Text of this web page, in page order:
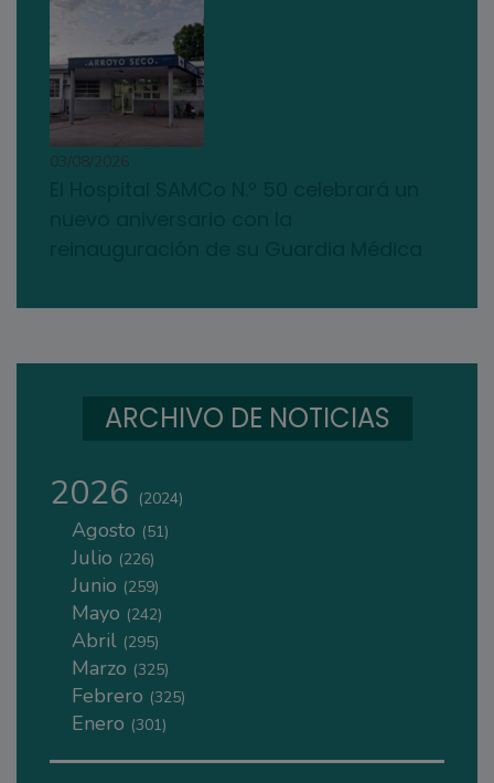
03/08/2026
ARCHIVO DE NOTICIAS
2026 (2024)
Agosto (51)
Julio (226)
Junio (259)
Mayo (242)
Abril (295)
Marzo (325)
Febrero (325)
Enero (301)